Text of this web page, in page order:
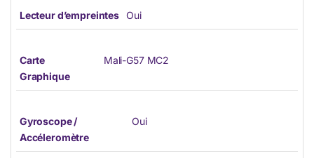
Lecteur d’empreintes Oui
Carte
Graphique
Mali-G57 MC2
Gyroscope /
Accéleromètre
Oui